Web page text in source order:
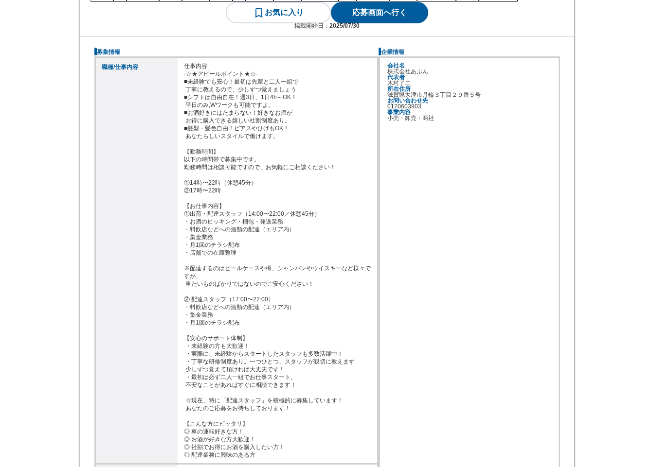
お気に入り 応募画面へ行く
掲載開始日： 2025/07/30
募集情報
職種/仕事内容
仕事内容
-☆★アピールポイント★☆-
■未経験でも安心！最初は先輩と二人一組で
■シフトは自由自在！週3日、1日4h～OK！
■お酒好きにはたまらない！好きなお酒が
■髪型・髪色自由！ピアスやひげもOK！
【勤務時間】
以下の時間帯で募集中です。
勤務時間は相談可能ですので、お気軽にご相談ください！
①14時〜22時（休憩45分）
②17時〜22時
【お仕事内容】
①出荷・配達スタッフ（14:00〜22:00／休憩45分）
・お酒のピッキング・梱包・発送業務
・料飲店などへの酒類の配達（エリア内）
・集金業務
・月1回のチラシ配布
・店舗での在庫整理
※配達するのはビールケースや樽、シャンパンやウイスキーなど様々で
すが、
② 配達スタッフ（17:00〜22:00）
・料飲店などへの酒類の配達（エリア内）
・集金業務
・月1回のチラシ配布
【安心のサポート体制】
【こんな方にピッタリ】
◎ 車の運転好きな方！
◎ お酒が好きな方大歓迎！
◎ 社割でお得にお酒を購入したい方！
◎ 配達業務に興味のある方
企業情報
会社名
株式会社あぷん
代表者
木村了二
所在住所
滋賀県大津市月輪３丁目２９番５号
お問い合わせ先
0120603903
事業内容
小売・卸売・商社